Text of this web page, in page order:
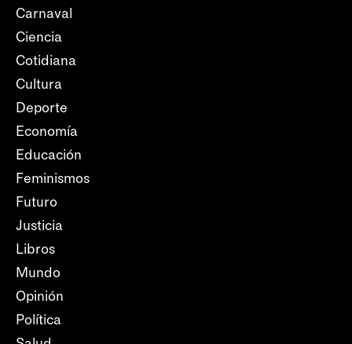
Carnaval
Ciencia
Cotidiana
Cultura
Deporte
Economía
Educación
Feminismos
Futuro
Justicia
Libros
Mundo
Opinión
Política